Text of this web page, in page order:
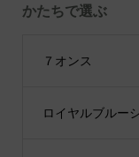
かたちで選ぶ
７オンス
ロイヤルブルー